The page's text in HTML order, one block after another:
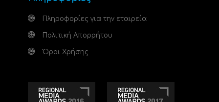
Πληροφορίες για την εταιρεία
Πολιτική Απορρήτου
Όροι Χρήσης